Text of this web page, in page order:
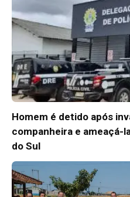
Homem é detido após
companheira e ameaçá-
do Sul